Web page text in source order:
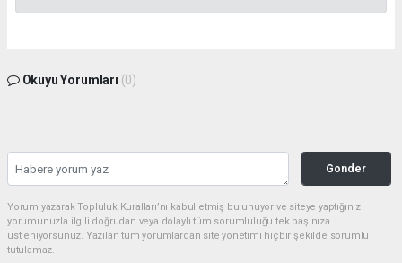
Okuyu Yorumları (0)
Gonder
Yorum yazarak Topluluk Kuralları’nı kabul etmiş bulunuyor ve siteye yaptığınız
yorumunuzla ilgili doğrudan veya dolaylı tüm sorumluluğu tek başınıza
üstleniyorsunuz. Yazılan tüm yorumlardan site yönetimi hiçbir şekilde sorumlu
tutulamaz.